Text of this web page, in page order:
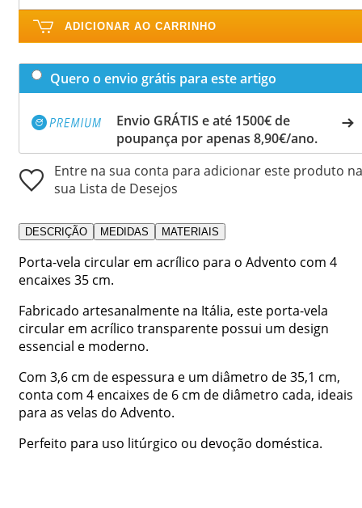
ADICIONAR AO CARRINHO
Quero o envio grátis para este artigo
Envio GRÁTIS e até 1500€ de
poupança por apenas 8,90€/ano.
Entre na sua conta para adicionar este produto na
sua Lista de Desejos
DESCRIÇÃO MEDIDAS MATERIAIS
Porta-vela circular em acrílico para o Advento com 4
encaixes 35 cm.
Fabricado artesanalmente na Itália, este porta-vela
circular em acrílico transparente possui um design
essencial e moderno.
Com 3,6 cm de espessura e um diâmetro de 35,1 cm,
conta com 4 encaixes de 6 cm de diâmetro cada, ideais
para as velas do Advento.
Perfeito para uso litúrgico ou devoção doméstica.